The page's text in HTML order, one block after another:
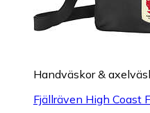
Handväskor &
Fjällräven High Coast